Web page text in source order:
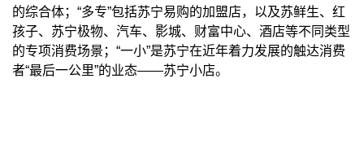
的综合体；“多专”包括苏宁易购的加盟店，以及苏鲜生、红
孩子、苏宁极物、汽车、影城、财富中心、酒店等不同类型
的专项消费场景；“一小”是苏宁在近年着力发展的触达消费
者“最后一公里”的业态——苏宁小店。